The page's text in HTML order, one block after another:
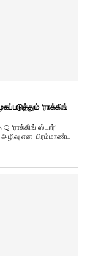
‘ராக்கிங்
ஸ்டார்’
என பிரம்மாண்ட